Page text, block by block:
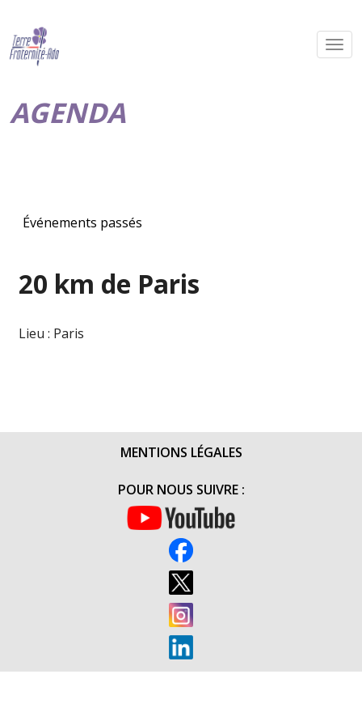
AGENDA
Événements passés
20 km de Paris
Lieu : Paris
MENTIONS LÉGALES
POUR NOUS SUIVRE :